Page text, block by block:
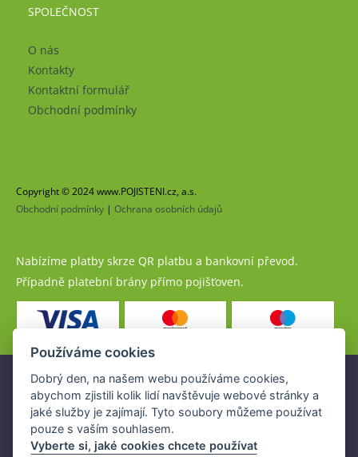
SPOLEČNOST
O nás
Kontakty
Kontaktní formulář
Obchodní podmínky
Copyright © 2024 www.POJISTENI.cz, a.s.
Obchodní podmínky | Ochrana osobních údajů
Nabízíme platby skrze QR platbu a bankovní převod.
Případně platební brány přímo pojišťoven.
Pojistné produkty jsou nabízeny společností
www.POJISTENI.cz, a.s. na základě platné licence České
národní banky (ČNB).
Licence ČNB umožňuje www.POJISTENI.cz, a.s. poskytovat
Používáme cookies
Dobrý den, na našem webu používáme cookies,
abychom zjistili kolik lidí navštěvuje webové stránky a
jaké služby je zajímají. Tyto soubory můžeme používat
pouze s vaším souhlasem.
Vyberte si, jaké cookies chcete používat